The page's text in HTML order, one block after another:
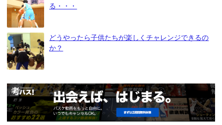
る・・・
どうやったら子供たちが楽しくチャレンジできるの
か？